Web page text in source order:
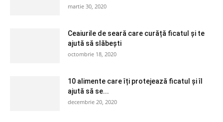
martie 30, 2020
Ceaiurile de seară care curăță ficatul și te
ajută să slăbești
octombrie 18, 2020
10 alimente care îți protejează ficatul și îl
ajută să se...
decembrie 20, 2020